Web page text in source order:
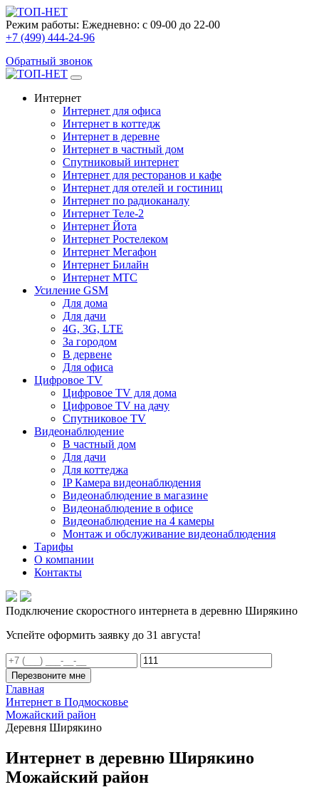
Режим работы: Ежедневно: с 09-00 до 22-00
+7 (499) 444-24-96
Обратный звонок
Интернет
Интернет для офиса
Интернет в коттедж
Интернет в деревне
Интернет в частный дом
Спутниковый интернет
Интернет для ресторанов и кафе
Интернет для отелей и гостиниц
Интернет по радиоканалу
Интернет Теле-2
Интернет Йота
Интернет Ростелеком
Интернет Мегафон
Интернет Билайн
Интернет МТС
Усиление GSM
Для дома
Для дачи
4G, 3G, LTE
За городом
В дервене
Для офиса
Цифровое TV
Цифровое TV для дома
Цифровое TV на дачу
Спутниковое TV
Видеонаблюдение
В частный дом
Для дачи
Для коттеджа
IP Камера видеонаблюдения
Видеонаблюдение в магазине
Видеонаблюдение в офисе
Видеонаблюдение на 4 камеры
Монтаж и обслуживание видеонаблюдения
Тарифы
О компании
Контакты
Подключение скоростного интернета в деревню Ширякино
Успейте оформить заявку до 31 августа!
Перезвоните мне
Главная
Интернет в Подмосковье
Можайский район
Деревня Ширякино
Интернет в деревню Ширякино
Можайский район